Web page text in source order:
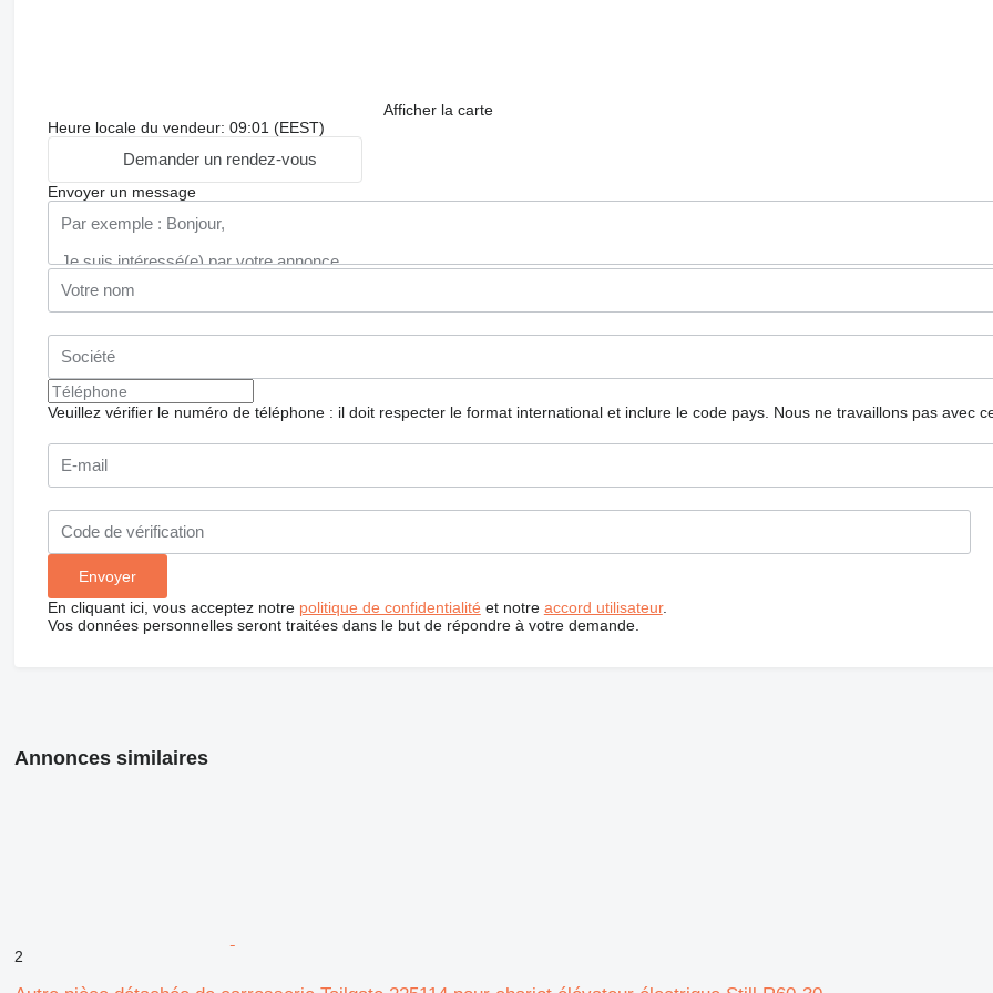
Afficher la carte
Heure locale du vendeur: 09:01 (EEST)
Demander un rendez-vous
Envoyer un message
Veuillez vérifier le numéro de téléphone : il doit respecter le format international et inclure le code pays. Nous ne travaillons pas avec
En cliquant ici, vous acceptez notre politique de confidentialité et notre accord utilisateur.
Vos données personnelles seront traitées dans le but de répondre à votre demande.
Annonces similaires
2